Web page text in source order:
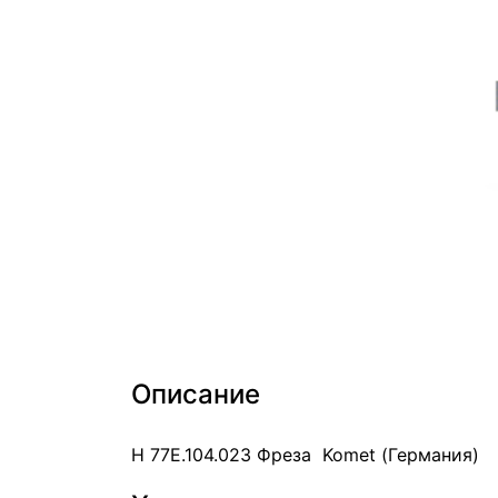
Описание
Н 77Е.104.023 Фреза Komet (Германия)